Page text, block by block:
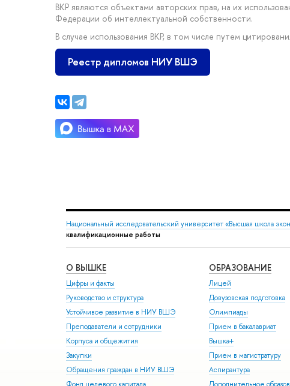
ВКР являются объектами авторских прав, на их
Федерации об интеллектуальной собственности.
В случае использования ВКР, в том числе путем
Реестр дипломов НИУ ВШЭ
Национальный исследовательский университет «Высшая школа
квалификационные работы
О ВЫШКЕ
Цифры и факты
Руководство и структура
Устойчивое развитие в НИУ ВШЭ
Преподаватели и сотрудники
Корпуса и общежития
Закупки
Обращения граждан в НИУ ВШЭ
ОБРАЗОВАНИЕ
Лицей
Довузовская подготовка
Олимпиады
Прием в бакалавриат
Вышка+
Прием в магистратуру
Аспирантура